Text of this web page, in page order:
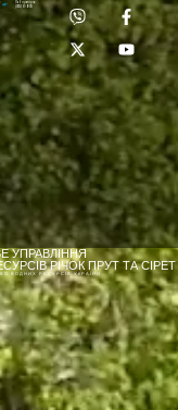
Лабораторія:
(0372) 53-92-00
УПРАВЛІННЯ
РІЧОК ПРУТ ТА СІРЕТ
ВОДНИХ РЕСУРСІВ УКРАЇНИ